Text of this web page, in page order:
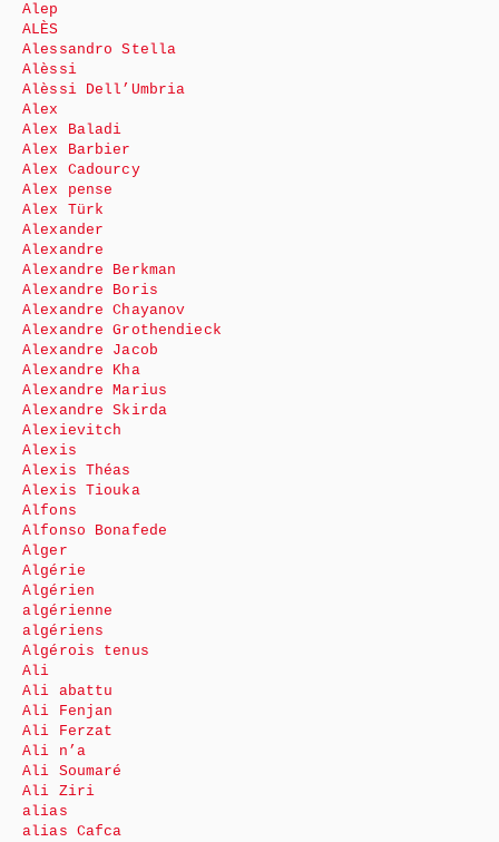
Alep
ALÈS
Alessandro Stella
Alèssi
Alèssi Dell’Umbria
Alex
Alex Baladi
Alex Barbier
Alex Cadourcy
Alex pense
Alex Türk
Alexander
Alexandre
Alexandre Berkman
Alexandre Boris
Alexandre Chayanov
Alexandre Grothendieck
Alexandre Jacob
Alexandre Kha
Alexandre Marius
Alexandre Skirda
Alexievitch
Alexis
Alexis Théas
Alexis Tiouka
Alfons
Alfonso Bonafede
Alger
Algérie
Algérien
algérienne
algériens
Algérois tenus
Ali
Ali abattu
Ali Fenjan
Ali Ferzat
Ali n’a
Ali Soumaré
Ali Ziri
alias
alias Cafca